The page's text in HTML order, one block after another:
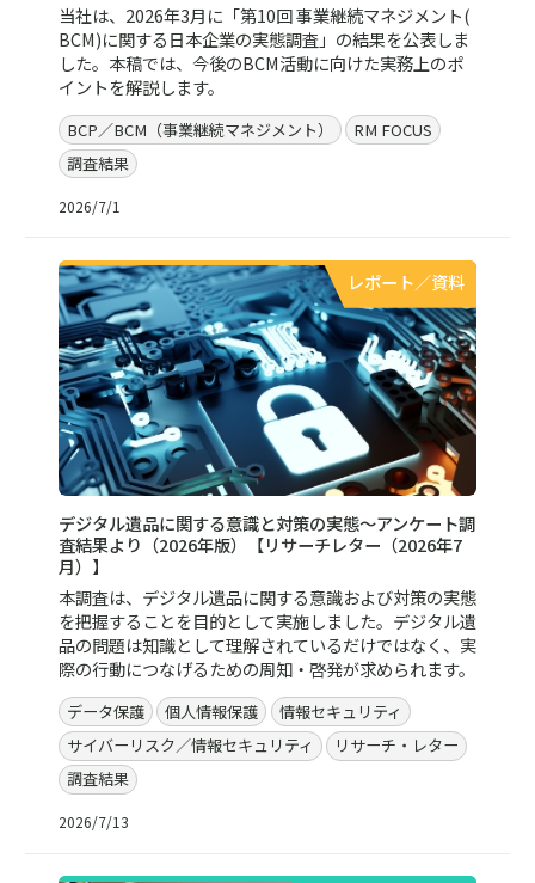
当社は、2026年3月に「第10回 事業継続マネジメント(
BCM)に関する日本企業の実態調査」の結果を公表しま
した。本稿では、今後のBCM活動に向けた実務上のポ
イントを解説します。
BCP／BCM（事業継続マネジメント）
RM FOCUS
調査結果
2026/7/1
レポート／資料
デジタル遺品に関する意識と対策の実態～アンケート調
査結果より（2026年版）【リサーチレター（2026年7
月）】
本調査は、デジタル遺品に関する意識および対策の実態
を把握することを目的として実施しました。デジタル遺
品の問題は知識として理解されているだけではなく、実
際の行動につなげるための周知・啓発が求められます。
データ保護 個人情報保護
情報セキュリティ
サイバーリスク／情報セキュリティ
リサーチ・レター
調査結果
2026/7/13